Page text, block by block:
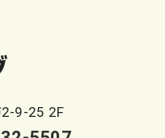
9-25 2F